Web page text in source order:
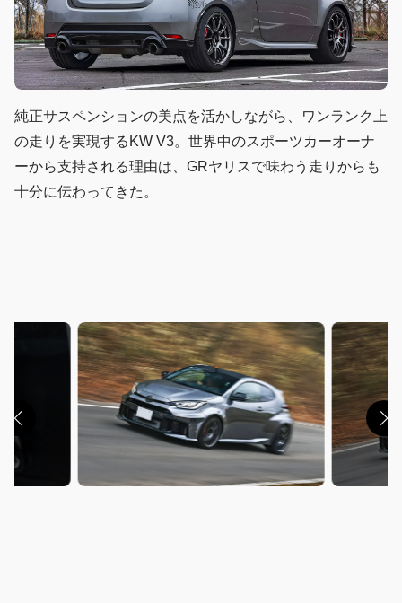
純正サスペンションの美点を活かしながら、ワンランク上
の走りを実現するKW V3。世界中のスポーツカーオーナ
ーから支持される理由は、GRヤリスで味わう走りからも
十分に伝わってきた。